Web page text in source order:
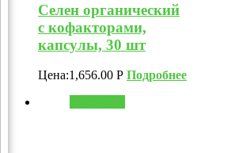
Селен органический
с кофакторами,
капсулы, 30 шт
Цена:1,656.00 Р Подробнее